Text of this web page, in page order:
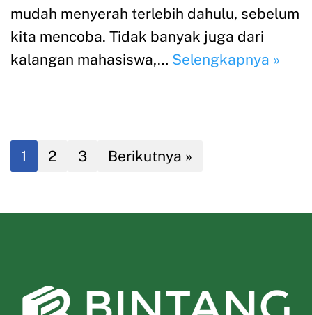
mudah menyerah terlebih dahulu, sebelum
kita mencoba. Tidak banyak juga dari
kalangan mahasiswa,… Selengkapnya »
1 2 3 Berikutnya »